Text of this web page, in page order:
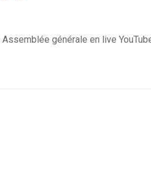
Assemblée générale en live